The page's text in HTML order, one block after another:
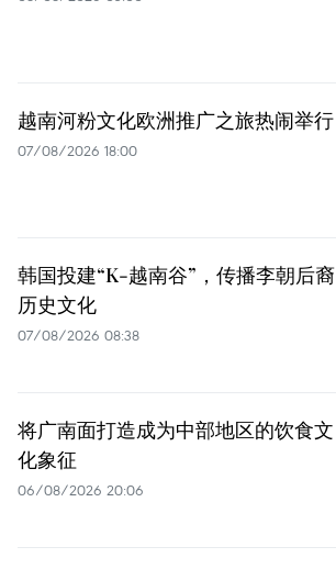
越南河粉文化欧洲推广之旅热闹举行
07/08/2026 18:00
韩国投建“K-越南谷”，传播李朝后裔
历史文化
07/08/2026 08:38
将广南面打造成为中部地区的饮食文
化象征
06/08/2026 20:06